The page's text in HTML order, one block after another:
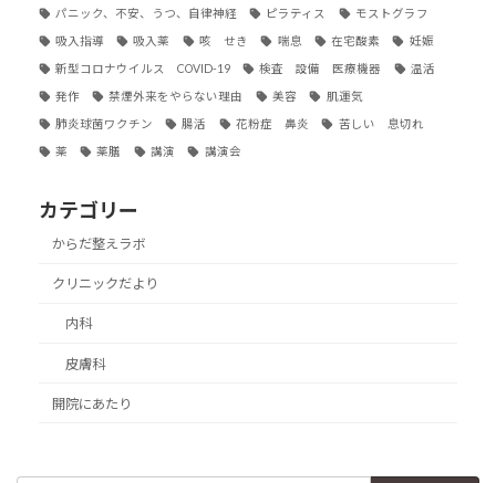
パニック、不安、うつ、自律神経 ピラティス モストグラフ
吸入指導 吸入薬 咳 せき 喘息 在宅酸素 妊娠
新型コロナウイルス COVID-19 検査 設備 医療機器 温活
発作 禁煙外来をやらない理由 美容 肌運気
肺炎球菌ワクチン 腸活 花粉症 鼻炎 苦しい 息切れ
薬 薬膳 講演 講演会
カテゴリー
からだ整えラボ
クリニックだより
内科
皮膚科
開院にあたり